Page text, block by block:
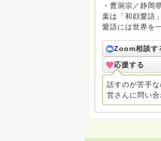
・曹洞宗／静
葉は「和顔愛語
愛語には世界を
す。 ※質問の答
内容をよりわか
※「お礼」は必
す。ご了承ください。 ・回答する件数は減っていますが、ほぼ全ての
通しています。
Zoom相談す
応援する
話すのが苦手
営さんに問い合